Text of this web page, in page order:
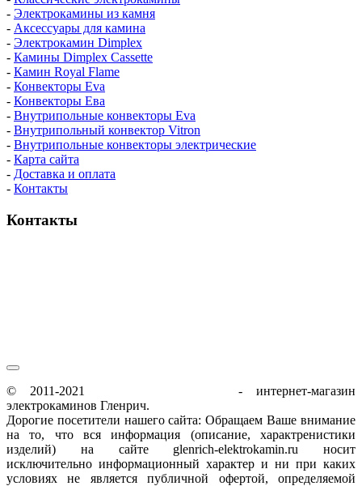
- Электрокамины из камня
- Аксессуары для камина
- Электрокамин Dimplex
- Камины Dimplex Cassette
- Камин Royal Flame
- Конвекторы Eva
- Конвекторы Ева
- Внутрипольные конвекторы Eva
- Внутрипольный конвектор Vitron
- Внутрипольные конвекторы электрические
- Карта сайта
- Доставка и оплата
- Контакты
Контакты
© 2011-2021
- интернет-магазин
электрокаминов Гленрич.
Дорогие посетители нашего сайта: Обращаем Ваше внимание
на то, что вся информация (описание, характренистики
изделий) на сайте glenrich-elektrokamin.ru носит
исключительно информационный характер и ни при каких
условиях не является публичной офертой, определяемой